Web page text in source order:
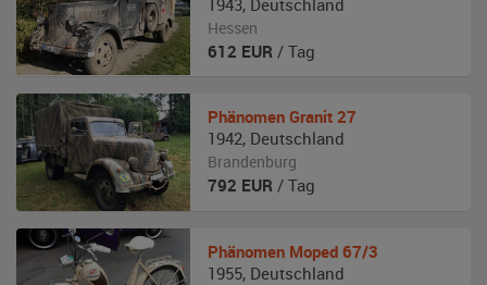
1943, Deutschland
Hessen
612 EUR / Tag
Phänomen Granit 27
1942, Deutschland
Brandenburg
792 EUR / Tag
Phänomen Moped 67/3
1955, Deutschland